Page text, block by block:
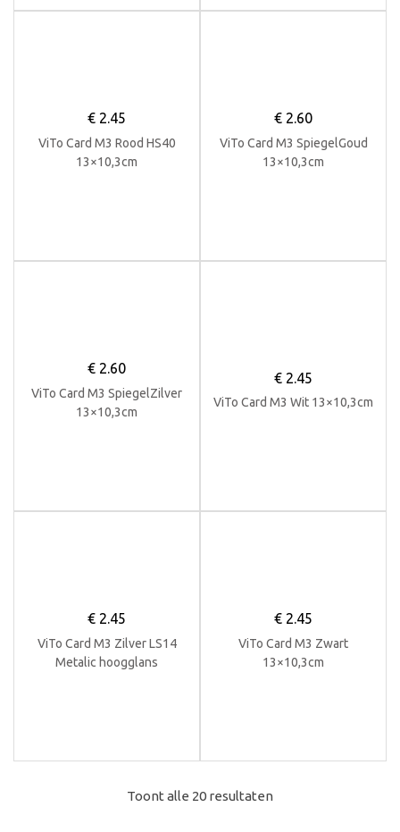
€ 2.45
ViTo Card M3 Rood HS40
13×10,3cm
€ 2.60
ViTo Card M3 SpiegelGoud
13×10,3cm
€ 2.60
ViTo Card M3 SpiegelZilver
13×10,3cm
€ 2.45
ViTo Card M3 Wit 13×10,3cm
€ 2.45
ViTo Card M3 Zilver LS14
Metalic hoogglans
€ 2.45
ViTo Card M3 Zwart
13×10,3cm
Toont alle 20 resultaten